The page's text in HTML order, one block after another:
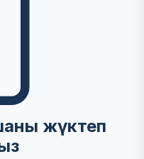
жүктеп